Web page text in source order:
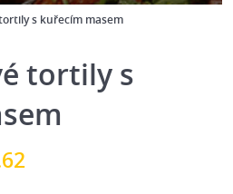
s kuřecím masem
tortily s